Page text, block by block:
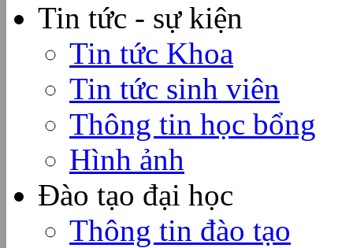
Tin tức - sự kiện
Tin tức Khoa
Tin tức sinh viên
Thông tin học bổng
Hình ảnh
Đào tạo đại học
Thông tin đào tạo